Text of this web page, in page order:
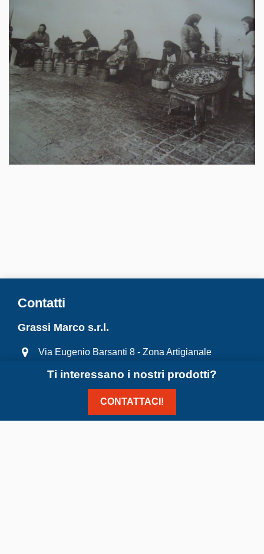
Contatti
Grassi Marco s.r.l.
Via Eugenio Barsanti 8 - Zona Artigianale
(Ro)
Ti interessano i nostri prodotti?
CONTATTACI!